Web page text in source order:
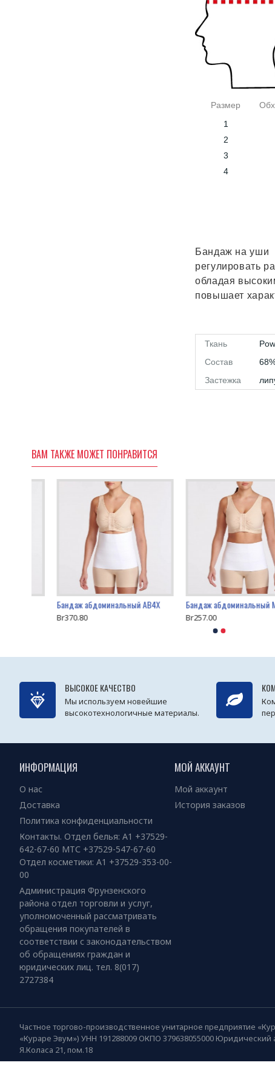
Размер
1
2
3
4
Бандаж на уши
регулировать
обладая
повышает
Ткань
Состав
Застежка
ВАМ ТАКЖЕ МОЖЕТ ПОНРАВИТСЯ
Бандаж абдоминальный AB4X
Br370.80
Бандаж
Br257.00
ВЫСОКОЕ КАЧЕСТВО
Мы используем новейшие
высокотехнологичные материалы.
ИНФОРМАЦИЯ
О нас
Доставка
Политика конфиденциальности
Контакты. Отдел белья: А1 +37529-
642-67-60 МТС +37529-547-67-60
Отдел косметики: А1 +37529-353-00-
00
Администрация Фрунзенского
района отдел торговли и услуг,
уполномоченный рассматривать
обращения покупателей в
соответствии с законодательством
об обращениях граждан и
юридических лиц. тел. 8(017)
2727384
МОЙ АККАУНТ
Мой аккаунт
История заказов
Частное торгово-производственное унитарное предприятие
«Кураре Эвум») УНН 191288009 ОКПО 379638055000 Юридический
Я.Коласа 21, пом.18